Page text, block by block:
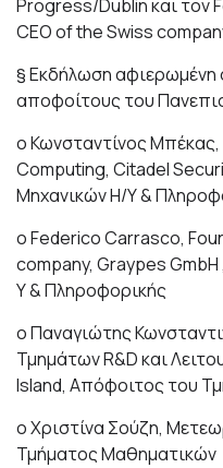
Progress/Dublin και τον
CEO of the Swiss
§ Εκδήλωση αφιερωμένη
αποφοίτους του
o Κωνσταντίνος
Computing, Citadel
Μηχανικών Η/Υ &
o Federico Carrasco,
company, Graypes
Υ & Πληροφορικής
o Παναγιώτης
Τμημάτων R&D και
Island, Απόφοιτος του
o Χριστίνα Σούζη,
Τμήματος Μαθηματικών